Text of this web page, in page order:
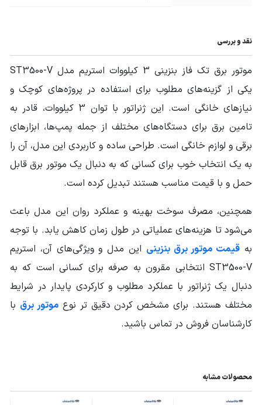
نقد و بررسی
موتور برق تک فاز بنزینی 3 کیلووات استریم مدل ST3500-V
یکی از گزینه‌های مطلوب برای استفاده در پروژه‌های کوچک و
نیازهای خانگی است. این ژنراتور با توان 3 کیلووات، قادر به
تامین برق برای دستگاه‌های مختلف از جمله پمپ‌ها، ابزارهای
برقی و لوازم خانگی است. طراحی ساده و کاربردی این مدل، آن را
به یک انتخاب خوب برای کسانی که به دنبال یک موتور برق قابل
حمل و با قیمت مناسب هستند تبدیل کرده است.
همچنین، مصرف سوخت بهینه و عملکرد روان این مدل باعث
می‌شود تا هزینه‌های عملیاتی در طول زمان کاهش یابد. با توجه
به قیمت موتور برق بنزینی این مدل و ویژگی‌های آن، استریم
ST3500-V انتخابی مقرون به صرفه برای کسانی است که به
دنبال یک ژنراتور با عملکرد مطلوب و کارکردی پایدار در شرایط
مختلف هستند. برای مشخص کردن دقیق تر نوعموتور برق با
کارشناسان فروش در تماس باشید.
محصولات مشابه